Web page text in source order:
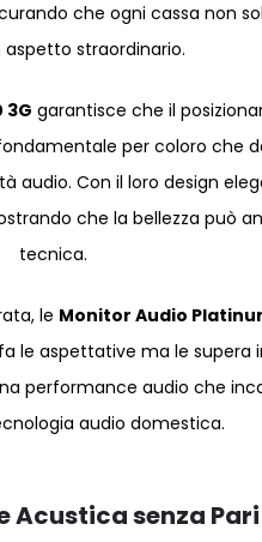
che ogni cassa non
straordinario.
3G garantisce che il
per coloro che
audio. Con il loro design
che la bellezza può
tecnica.
le Monitor Audio
le aspettative ma le supera
performance audio che
audio domestica.
Acustica senza Pari